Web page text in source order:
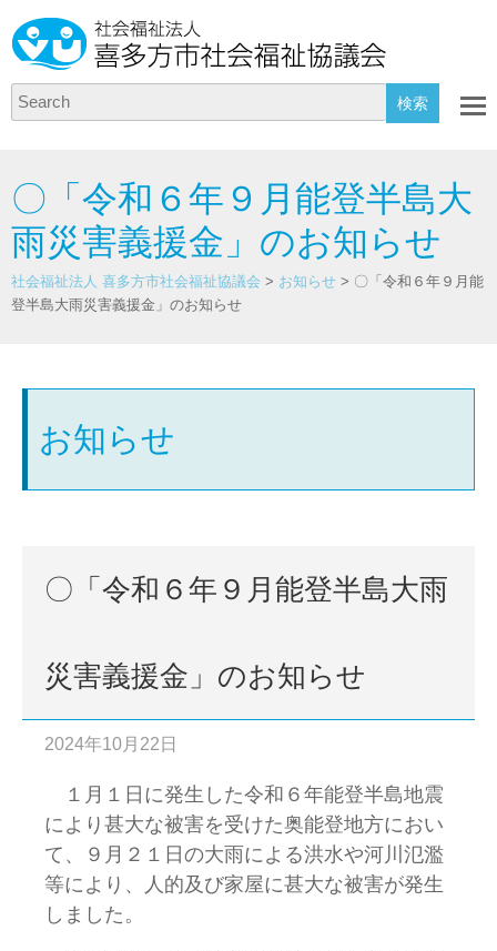
Search
〇「令和６年９月能登半島大
雨災害義援金」のお知らせ
社会福祉法人 喜多方市社会福祉協議会 > お知らせ > 〇「令和６年９月能
登半島大雨災害義援金」のお知らせ
お知らせ
〇「令和６年９月能登半島大雨
災害義援金」のお知らせ
2024年10月22日
１月１日に発生した令和６年能登半島地震
により甚大な被害を受けた奥能登地方におい
て、９月２１日の大雨による洪水や河川氾濫
等により、人的及び家屋に甚大な被害が発生
しました。